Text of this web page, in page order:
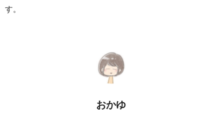
す。
おかゆ